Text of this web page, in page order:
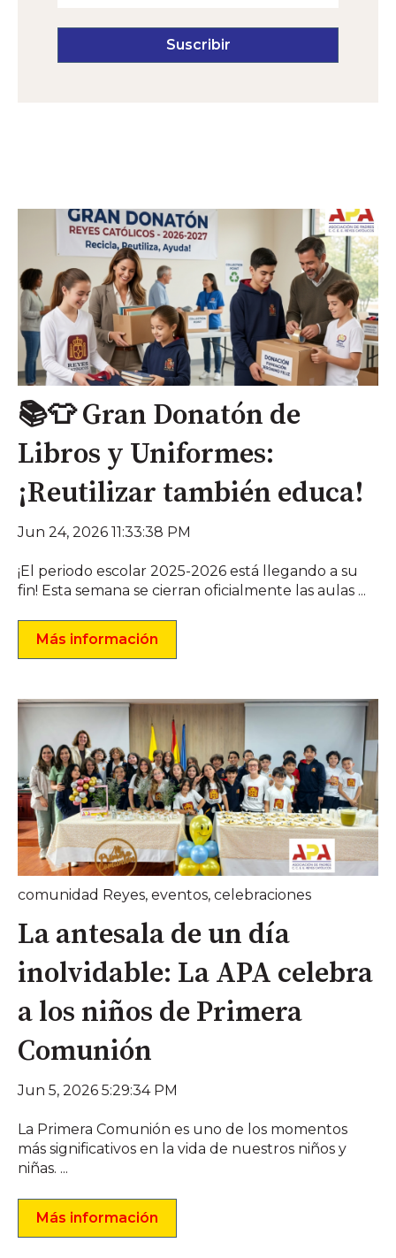
📚👕 Gran Donatón de
Libros y Uniformes:
¡Reutilizar también educa!
Jun 24, 2026 11:33:38 PM
¡El periodo escolar 2025-2026 está llegando a su
fin! Esta semana se cierran oficialmente las aulas ...
Más información
comunidad Reyes, eventos, celebraciones
La antesala de un día
inolvidable: La APA celebra
a los niños de Primera
Comunión
Jun 5, 2026 5:29:34 PM
La Primera Comunión es uno de los momentos
más significativos en la vida de nuestros niños y
niñas. ...
Más información